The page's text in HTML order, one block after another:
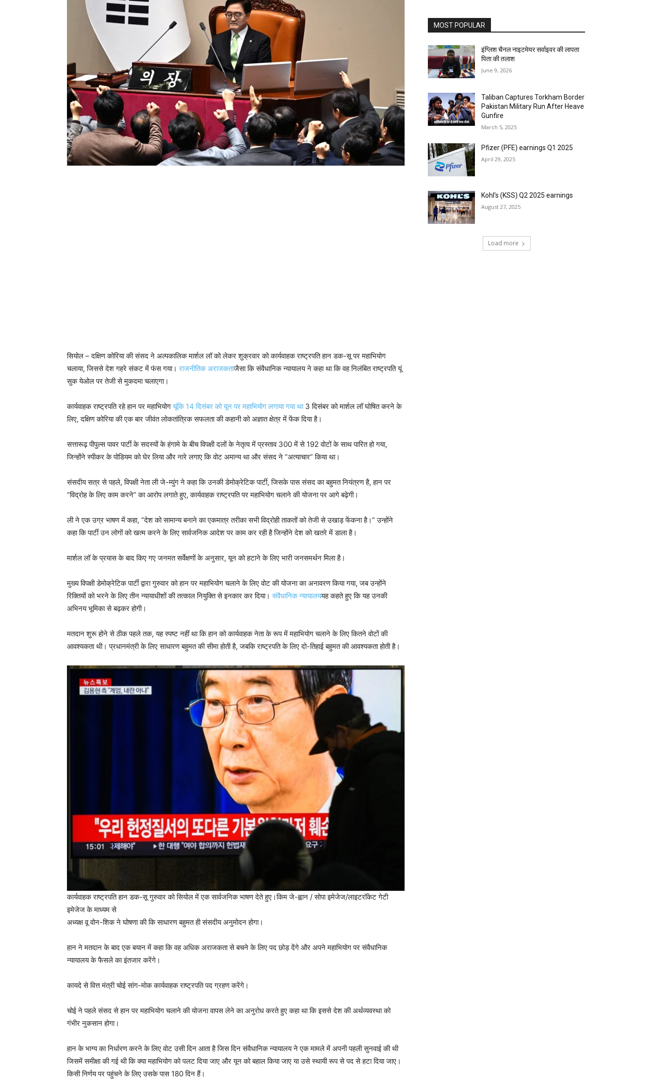
सियोल – दक्षिण कोरिया की संसद ने अल्पकालिक मार्शल लॉ को लेकर शुक्रवार को कार्यवाहक राष्ट्रपति हान डक-सू पर महाभियोग
चलाया, जिससे देश गहरे संकट में फंस गया।राजनीतिक अराजकताजैसा कि संवैधानिक न्यायालय ने कहा था कि वह निलंबित राष्ट्रपति यूं
सुक येओल पर तेजी से मुकदमा चलाएगा।
कार्यवाहक राष्ट्रपति रहे हान पर महाभियोगचूंकि 14 दिसंबर को यून पर महाभियोग लगाया गया था 3 दिसंबर को मार्शल लॉ घोषित करने के
लिए, दक्षिण कोरिया की एक बार जीवंत लोकतांत्रिक सफलता की कहानी को अज्ञात क्षेत्र में फेंक दिया है।
सत्तारूढ़ पीपुल्स पावर पार्टी के सदस्यों के हंगामे के बीच विपक्षी दलों के नेतृत्व में प्रस्ताव 300 में से 192 वोटों के साथ पारित हो गया,
जिन्होंने स्पीकर के पोडियम को घेर लिया और नारे लगाए कि वोट अमान्य था और संसद ने “अत्याचार” किया था।
संसदीय सत्र से पहले, विपक्षी नेता ली जे-म्युंग ने कहा कि उनकी डेमोक्रेटिक पार्टी, जिसके पास संसद का बहुमत नियंत्रण है, हान पर
“विद्रोह के लिए काम करने” का आरोप लगाते हुए, कार्यवाहक राष्ट्रपति पर महाभियोग चलाने की योजना पर आगे बढ़ेगी।
ली ने एक उग्र भाषण में कहा, “देश को सामान्य बनाने का एकमात्र तरीका सभी विद्रोही ताकतों को तेजी से उखाड़ फेंकना है।” उन्होंने
कहा कि पार्टी उन लोगों को खत्म करने के लिए सार्वजनिक आदेश पर काम कर रही है जिन्होंने देश को खतरे में डाला है।
मार्शल लॉ के प्रयास के बाद किए गए जनमत सर्वेक्षणों के अनुसार, यून को हटाने के लिए भारी जनसमर्थन मिला है।
मुख्य विपक्षी डेमोक्रेटिक पार्टी द्वारा गुरुवार को हान पर महाभियोग चलाने के लिए वोट की योजना का अनावरण किया गया, जब उन्होंने
रिक्तियों को भरने के लिए तीन न्यायाधीशों की तत्काल नियुक्ति से इनकार कर दिया।संवैधानिक न्यायालययह कहते हुए कि यह उनकी
अभिनय भूमिका से बढ़कर होगी।
मतदान शुरू होने से ठीक पहले तक, यह स्पष्ट नहीं था कि हान को कार्यवाहक नेता के रूप में महाभियोग चलाने के लिए कितने वोटों की
आवश्यकता थी। प्रधानमंत्री के लिए साधारण बहुमत की सीमा होती है, जबकि राष्ट्रपति के लिए दो-तिहाई बहुमत की आवश्यकता होती है।
कार्यवाहक राष्ट्रपति हान डक-सू गुरुवार को सियोल में एक सार्वजनिक भाषण देते हुए।किम जे-ह्वान / सोपा इमेजेज/लाइटरॉकेट गेटी
इमेजेज के माध्यम से
अध्यक्ष वू वोन-शिक ने घोषणा की कि साधारण बहुमत ही संसदीय अनुमोदन होगा।
हान ने मतदान के बाद एक बयान में कहा कि वह अधिक अराजकता से बचने के लिए पद छोड़ देंगे और अपने महाभियोग पर संवैधानिक
न्यायालय के फैसले का इंतजार करेंगे।
कायदे से वित्त मंत्री चोई सांग-मोक कार्यवाहक राष्ट्रपति पद ग्रहण करेंगे।
चोई ने पहले संसद से हान पर महाभियोग चलाने की योजना वापस लेने का अनुरोध करते हुए कहा था कि इससे देश की अर्थव्यवस्था को
गंभीर नुकसान होगा।
हान के भाग्य का निर्धारण करने के लिए वोट उसी दिन आता है जिस दिन संवैधानिक न्यायालय ने एक मामले में अपनी पहली सुनवाई की थी
जिसमें समीक्षा की गई थी कि क्या महाभियोग को पलट दिया जाए और यून को बहाल किया जाए या उसे स्थायी रूप से पद से हटा दिया जाए।
किसी निर्णय पर पहुंचने के लिए उसके पास 180 दिन हैं।
MOST POPULAR
इंग्लिश चैनल नाइटमेयर सर्वाइवर की लापता
पिता की तलाश
June 9, 2026
Taliban Captures Torkham Border
Pakistan Military Run After Heave
Gunfire
March 5, 2025
Pfizer (PFE) earnings Q1 2025
April 29, 2025
Kohl’s (KSS) Q2 2025 earnings
August 27, 2025
Load more